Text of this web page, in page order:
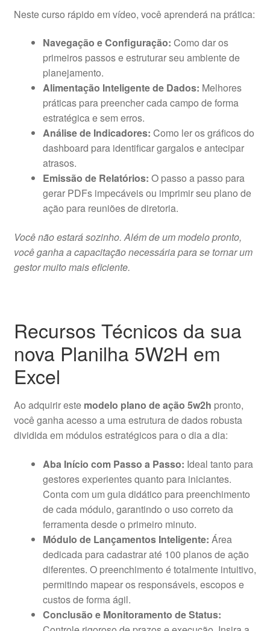
Neste curso rápido em vídeo, você aprenderá na prática:
Navegação e Configuração: Como dar os
primeiros passos e estruturar seu ambiente de
planejamento.
Alimentação Inteligente de Dados: Melhores
práticas para preencher cada campo de forma
estratégica e sem erros.
Análise de Indicadores: Como ler os gráficos do
dashboard para identificar gargalos e antecipar
atrasos.
Emissão de Relatórios: O passo a passo para
gerar PDFs impecáveis ou imprimir seu plano de
ação para reuniões de diretoria.
Você não estará sozinho. Além de um modelo pronto,
você ganha a capacitação necessária para se tornar um
gestor muito mais eficiente.
Recursos Técnicos da sua
nova Planilha 5W2H em
Excel
Ao adquirir este modelo plano de ação 5w2h pronto,
você ganha acesso a uma estrutura de dados robusta
dividida em módulos estratégicos para o dia a dia:
Aba Início com Passo a Passo: Ideal tanto para
gestores experientes quanto para iniciantes.
Conta com um guia didático para preenchimento
de cada módulo, garantindo o uso correto da
ferramenta desde o primeiro minuto.
Módulo de Lançamentos Inteligente: Área
dedicada para cadastrar até 100 planos de ação
diferentes. O preenchimento é totalmente intuitivo,
permitindo mapear os responsáveis, escopos e
custos de forma ágil.
Conclusão e Monitoramento de Status: